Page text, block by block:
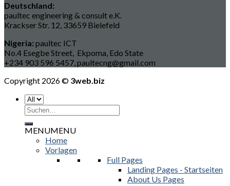
Deutschland:
paultec engineering & consult e.K.
Krackser Str. 12, 33659 Bielefeld
Nigeria: paultec ICT
No.4 Esegbe Street, Ekpoma, Edo State
+234 903 596 5457, paultecng@gmail.com
Copyright 2026 © 3web.biz
Suchen
nach:
MENUMENU
Home
Vorlagen
Full Pages
Landing Pages - Startseiten
About Us Pages